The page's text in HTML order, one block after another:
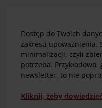
Dostęp do Twoich
zakresu upoważnienia.
minimalizacji, czyli
potrzeba.
newsletter, to nie
Kliknij, żeby